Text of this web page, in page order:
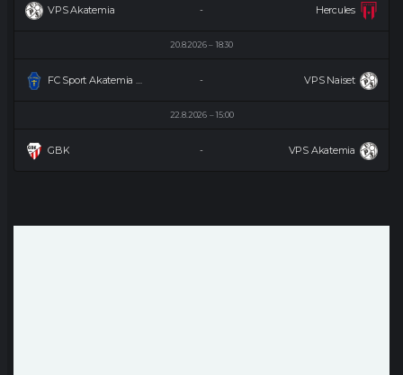
VPS Akatemia Hercules
-
20.8.2026 18:30
FC Sport Akatemia Naiset VPS Naiset
-
22.8.2026 15:00
GBK VPS Akatemia
-